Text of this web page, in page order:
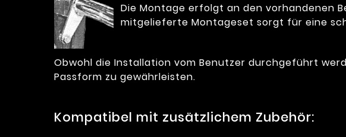
Die Montage erfolgt an den vorhandenen
mitgelieferte Montageset sorgt für eine
Obwohl die Installation vom Benutzer durchgeführt
Passform zu gewährleisten.
Kompatibel mit zusätzlichem Zubehör: